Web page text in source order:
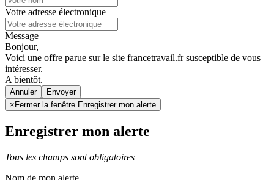
Votre adresse électronique
Message
Bonjour,
Voici une offre parue sur le site francetravail.fr susceptible de vous
intéresser.
A bientôt.
Annuler
× Fermer la fenêtre Enregistrer mon alerte
Enregistrer mon alerte
Tous les champs sont obligatoires
Nom de mon alerte